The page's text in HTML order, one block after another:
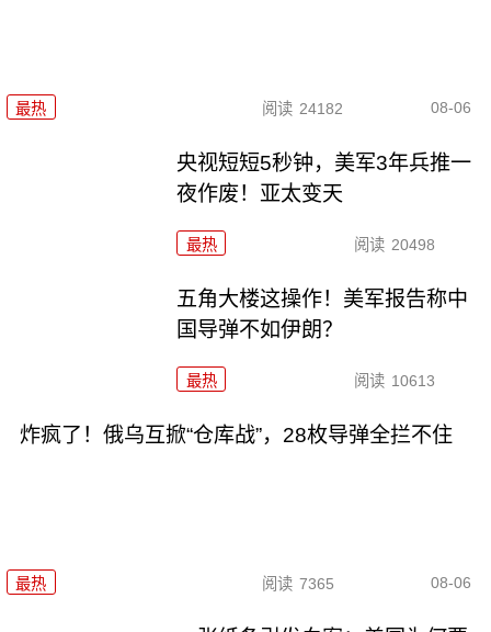
最热 阅读 24182 08-06
央视短短5秒钟，美军3年兵推一
夜作废！亚太变天
最热 阅读 20498
五角大楼这操作！美军报告称中
国导弹不如伊朗？
最热 阅读 10613
炸疯了！俄乌互掀“仓库战”，28枚导弹全拦不住
最热 阅读 7365 08-06